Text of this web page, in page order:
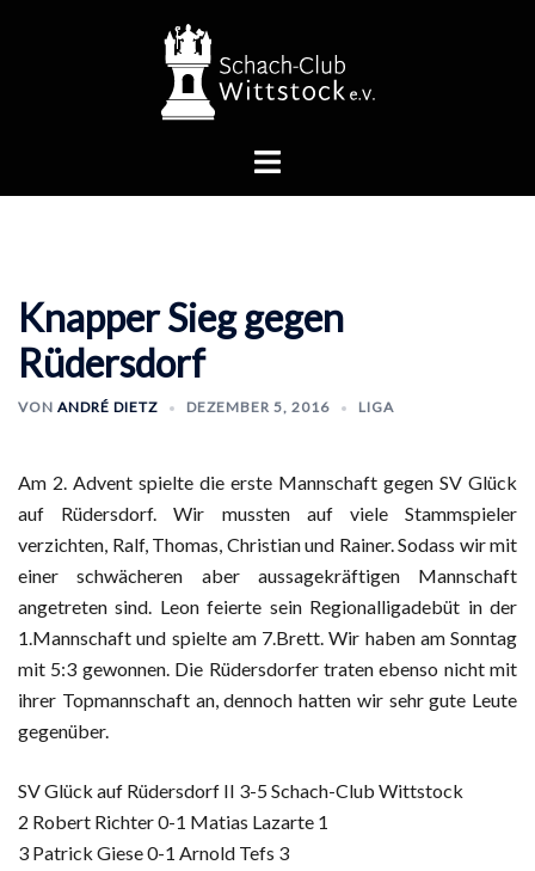
Menü
Knapper Sieg gegen
Rüdersdorf
VON ANDRÉ DIETZ DEZEMBER 5, 2016 LIGA
Am 2. Advent spielte die erste Mannschaft gegen SV Glück
auf Rüdersdorf. Wir mussten auf viele Stammspieler
verzichten, Ralf, Thomas, Christian und Rainer. Sodass wir mit
einer schwächeren aber aussagekräftigen Mannschaft
angetreten sind. Leon feierte sein Regionalligadebüt in der
1.Mannschaft und spielte am 7.Brett. Wir haben am Sonntag
mit 5:3 gewonnen. Die Rüdersdorfer traten ebenso nicht mit
ihrer Topmannschaft an, dennoch hatten wir sehr gute Leute
gegenüber.
SV Glück auf Rüdersdorf II 3-5 Schach-Club Wittstock
2 Robert Richter 0-1 Matias Lazarte 1
3 Patrick Giese 0-1 Arnold Tefs 3